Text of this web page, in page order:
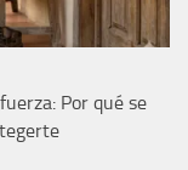
Por qué se